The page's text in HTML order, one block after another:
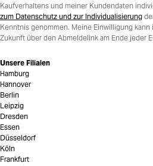
Kaufverhaltens und meiner Kundendaten
zum Datenschutz und zur Individualisierung
Kenntnis genommen. Meine Einwilligung
Zukunft über den Abmeldelink am Ende jeder
Unsere Filialen
Hamburg
Hannover
Berlin
Leipzig
Dresden
Essen
Düsseldorf
Köln
Frankfurt